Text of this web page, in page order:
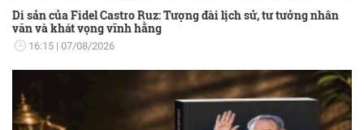
Di sản của Fidel Castro Ruz: Tượng đài lịch sử, tư tưởng nhân
văn và khát vọng vĩnh hằng
16:15 07/08/2026